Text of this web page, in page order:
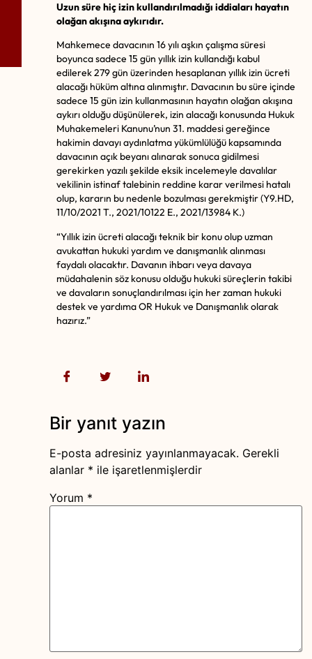
Uzun süre hiç izin kullandırılmadığı iddiaları hayatın
olağan akışına aykırıdır.
Mahkemece davacının 16 yılı aşkın çalışma süresi
boyunca sadece 15 gün yıllık izin kullandığı kabul
edilerek 279 gün üzerinden hesaplanan yıllık izin ücreti
alacağı hüküm altına alınmıştır. Davacının bu süre içinde
sadece 15 gün izin kullanmasının hayatın olağan akışına
aykırı olduğu düşünülerek, izin alacağı konusunda Hukuk
Muhakemeleri Kanunu’nun 31. maddesi gereğince
hakimin davayı aydınlatma yükümlülüğü kapsamında
davacının açık beyanı alınarak sonuca gidilmesi
gerekirken yazılı şekilde eksik incelemeyle davalılar
vekilinin istinaf talebinin reddine karar verilmesi hatalı
olup, kararın bu nedenle bozulması gerekmiştir (Y9.HD,
11/10/2021 T., 2021/10122 E., 2021/13984 K.)
“Yıllık izin ücreti alacağı teknik bir konu olup uzman
avukattan hukuki yardım ve danışmanlık alınması
faydalı olacaktır. Davanın ihbarı veya davaya
müdahalenin söz konusu olduğu hukuki süreçlerin takibi
ve davaların sonuçlandırılması için her zaman hukuki
destek ve yardıma OR Hukuk ve Danışmanlık olarak
hazırız.”
Bir yanıt yazın
E-posta adresiniz yayınlanmayacak. Gerekli
alanlar * ile işaretlenmişlerdir
Yorum *